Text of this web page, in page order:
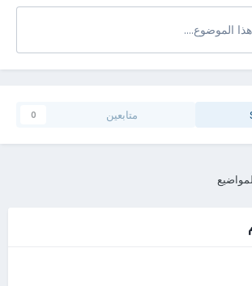
الموضوع....
متابعين 0